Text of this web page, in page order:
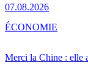
07.08.2026
Merci la Chine : elle
ÉCONOMIE